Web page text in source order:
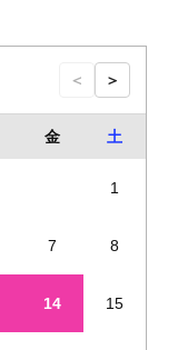
＜ ＞
金 土
1
7 8
14 15